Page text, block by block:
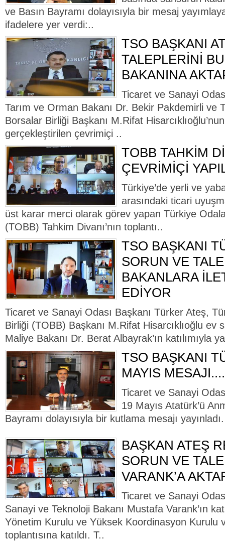
ve Basın Bayramı dolayısıyla bir mesaj
ifadelere yer verdi:..
TSO BAŞKANI
TALEPLERİNİ
BAKANINA
Ticaret ve Sanayi
Tarım ve Orman Bakanı Dr. Bekir Pakdemirli ve
Borsalar Birliği Başkanı M.Rifat Hisarcıklıoğlu’nun
gerçekleştirilen çevrimiçi ..
TOBB TAHKİM
ÇEVRİMİÇİ
Türkiye’de yerli ve
arasındaki ticari
üst karar merci olarak görev yapan Türkiye
(TOBB) Tahkim Divanı’nın toplantı..
TSO BAŞKANI
SORUN VE
BAKANLARA
EDİYOR
Ticaret ve Sanayi Odası Başkanı Türker Ateş,
Birliği (TOBB) Başkanı M.Rifat Hisarcıklıoğlu ev
Maliye Bakanı Dr. Berat Albayrak’ın katılımıyla
TSO BAŞKANI
MAYIS MESAJI....
Ticaret ve Sanayi
19 Mayıs Atatürk’ü
Bayramı dolayısıyla bir kutlama mesajı yayınladı.
BAŞKAN ATEŞ
SORUN VE
VARANK’A
Ticaret ve Sanayi
Sanayi ve Teknoloji Bakanı Mustafa Varank’ın
Yönetim Kurulu ve Yüksek Koordinasyon Kurulu
toplantısına katıldı. T..